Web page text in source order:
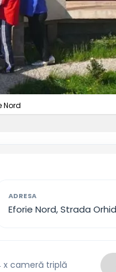
Nord
ADRESA
Eforie Nord, Strada
x cameră triplă